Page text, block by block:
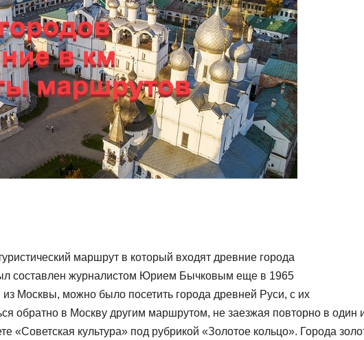
маршрут в который входят древние города
составлен журналистом Юрием Бычковым еще в 1965
Москвы, можно было посетить города древней Руси, с их
обратно в Москву другим маршрутом, не заезжая повторно в один
«Советская культура» под рубрикой «Золотое кольцо». Города